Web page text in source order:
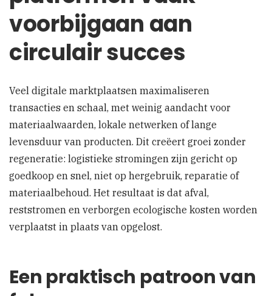
voorbijgaan aan
circulair succes
Veel digitale marktplaatsen maximaliseren
transacties en schaal, met weinig aandacht voor
materiaalwaarden, lokale netwerken of lange
levensduur van producten. Dit creëert groei zonder
regeneratie: logistieke stromingen zijn gericht op
goedkoop en snel, niet op hergebruik, reparatie of
materiaalbehoud. Het resultaat is dat afval,
reststromen en verborgen ecologische kosten worden
verplaatst in plaats van opgelost.
Een praktisch patroon van